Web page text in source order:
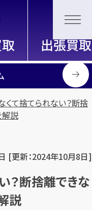
績の買取専門店「買取大
くて捨てられない？断捨
解説
[更新：2024年10月8日]
？断捨離できな
説